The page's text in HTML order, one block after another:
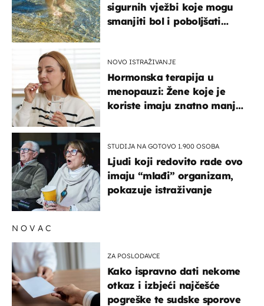
sigurnih vježbi koje mogu
smanjiti bol i poboljšati
NOVO ISTRAŽIVANJE
Hormonska terapija u
menopauzi: Žene koje je
koriste imaju znatno manji
STUDIJA NA GOTOVO 1.900 OSOBA
Ljudi koji redovito rade ovo
imaju “mlađi” organizam,
pokazuje istraživanje
NOVAC
ZA POSLODAVCE
Kako ispravno dati nekome
otkaz i izbjeći najčešće
pogreške te sudske sporove